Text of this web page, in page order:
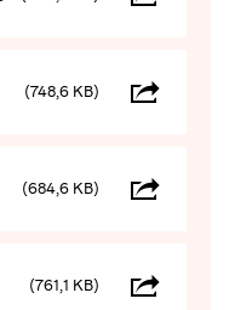
(748,6 KB)
(684,6 KB)
(761,1 KB)